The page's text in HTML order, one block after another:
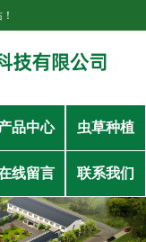
品中心 虫草种植
线留言 联系我们